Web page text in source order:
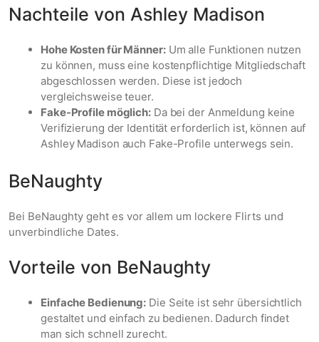
Nachteile von Ashley Madison
Hohe Kosten für Männer:Um alle Funktionen nutzen
zu können, muss eine kostenpflichtige Mitgliedschaft
abgeschlossen werden. Diese ist jedoch
vergleichsweise teuer.
Fake-Profile möglich:Da bei der Anmeldung keine
Verifizierung der Identität erforderlich ist, können auf
Ashley Madison auch Fake-Profile unterwegs sein.
BeNaughty
Bei BeNaughty geht es vor allem um lockere Flirts und
unverbindliche Dates.
Vorteile von BeNaughty
Einfache Bedienung: Die Seite ist sehr übersichtlich
gestaltet und einfach zu bedienen. Dadurch findet
man sich schnell zurecht.